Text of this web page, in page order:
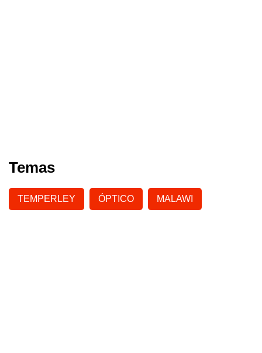
Temas
TEMPERLEY ÓPTICO MALAWI